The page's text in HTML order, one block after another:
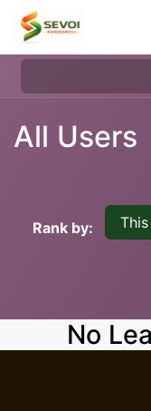
All Users
Rank by:
No